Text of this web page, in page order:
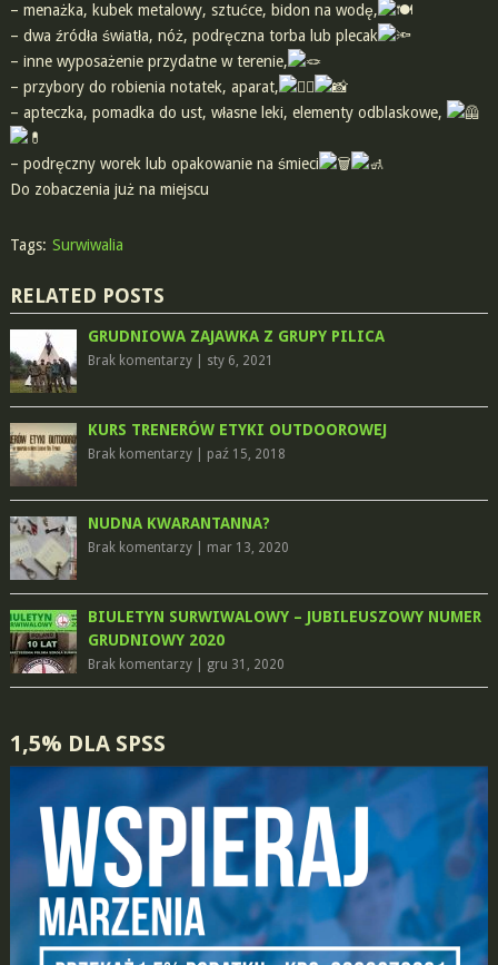
– menażka, kubek metalowy, sztućce, bidon na wodę,
– dwa źródła światła, nóż, podręczna torba lub plecak
– inne wyposażenie przydatne w terenie,
– przybory do robienia notatek, aparat,
– apteczka, pomadka do ust, własne leki, elementy odblaskowe,
– podręczny worek lub opakowanie na śmieci
Do zobaczenia już na miejscu
Tags: Surwiwalia
RELATED POSTS
GRUDNIOWA ZAJAWKA Z GRUPY PILICA
Brak komentarzy| sty 6, 2021
KURS TRENERÓW ETYKI OUTDOOROWEJ
Brak komentarzy| paź 15, 2018
NUDNA KWARANTANNA?
Brak komentarzy| mar 13, 2020
BIULETYN SURWIWALOWY – JUBILEUSZOWY NUMER
GRUDNIOWY 2020
Brak komentarzy| gru 31, 2020
1,5% DLA SPSS